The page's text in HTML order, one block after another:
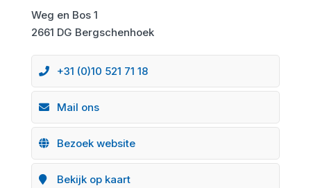
Weg en Bos 1
2661 DG Bergschenhoek
+31 (0)10 521 71 18
Mail ons
Bezoek website
Bekijk op kaart